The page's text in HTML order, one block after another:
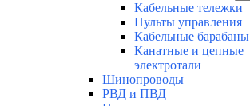
Кабельные тележки
Пульты управления
Кабельные барабаны
Канатные и цепные
электротали
Шинопроводы
РВД и ПВД